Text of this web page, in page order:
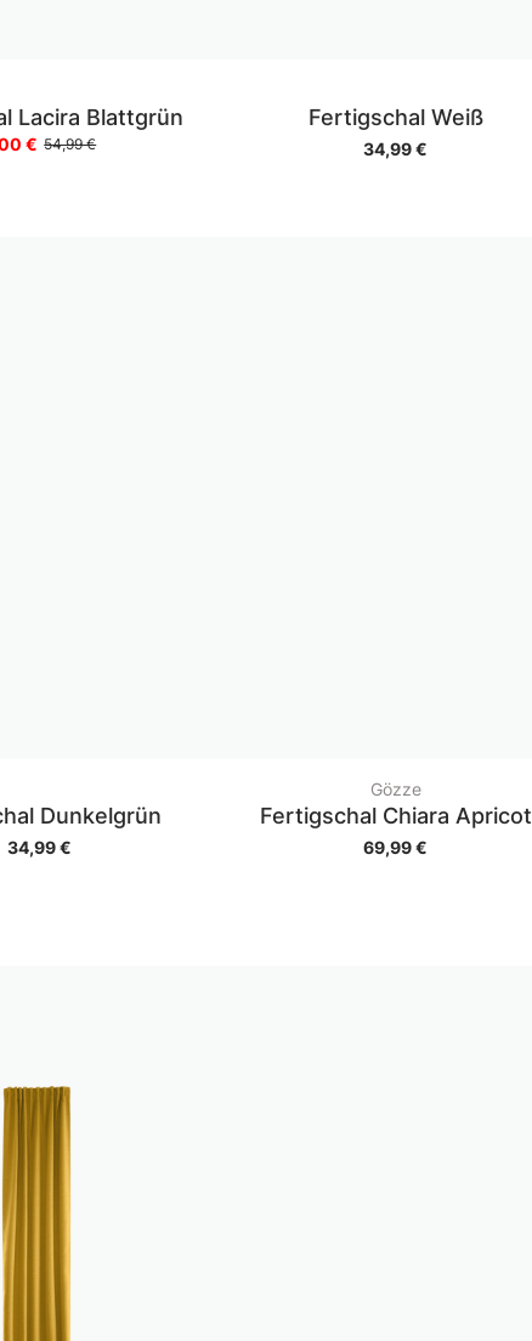
Lacira Blattgrün
€ 54,99 €
Fertigschal Weiß
34,99 €
Dunkelgrün
34,99 €
Gözze
Fertigschal Chiara Apricot
69,99 €